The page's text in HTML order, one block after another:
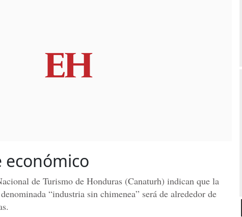
económico
de Turismo de Honduras (Canaturh) indican que la
“industria sin chimenea” será de alrededor de